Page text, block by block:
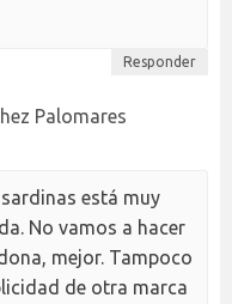
Responder
Palomares
está muy
No vamos a hacer
mejor. Tampoco
de otra marca